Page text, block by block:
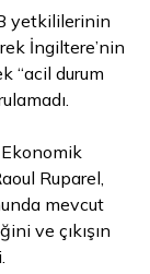
yetkililerinin
İngiltere’nin
“acil durum
Ruparel,
mevcut
ve çıkışın